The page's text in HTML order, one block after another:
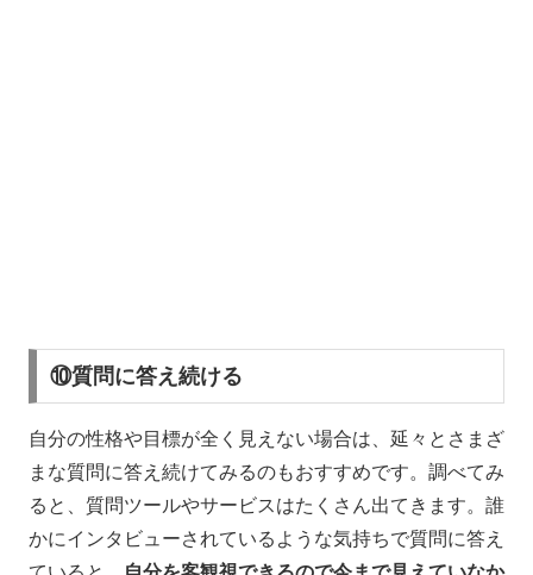
⑩質問に答え続ける
自分の性格や目標が全く見えない場合は、延々とさまざ
まな質問に答え続けてみるのもおすすめです。調べてみ
ると、質問ツールやサービスはたくさん出てきます。誰
かにインタビューされているような気持ちで質問に答え